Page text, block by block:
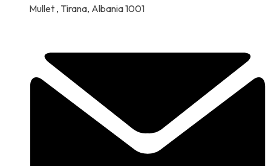
Mullet , Tirana, Albania 1001